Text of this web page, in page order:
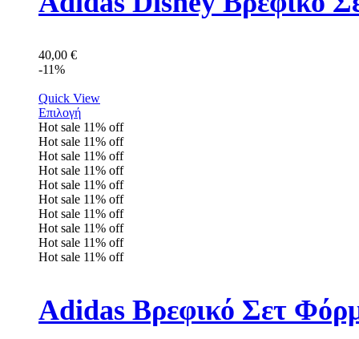
40,00 €
-11%
Quick View
Επιλογή
Hot sale 11% off
Hot sale 11% off
Hot sale 11% off
Hot sale 11% off
Hot sale 11% off
Hot sale 11% off
Hot sale 11% off
Hot sale 11% off
Hot sale 11% off
Hot sale 11% off
Adidas Βρεφικό Σετ